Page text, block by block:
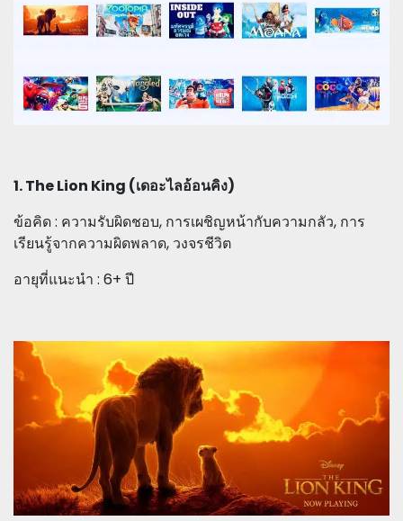
1. The Lion King (เดอะไลอ้อนคิง)
ข้อคิด : ความรับผิดชอบ, การเผชิญหน้ากับความกลัว, การ
เรียนรู้จากความผิดพลาด, วงจรชีวิต
อายุที่แนะนำ : 6+ ปี